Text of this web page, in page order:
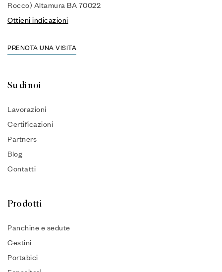
Rocco) Altamura BA 70022
Ottieni indicazioni
PRENOTA UNA VISITA
Su di noi
Lavorazioni
Certificazioni
Partners
Blog
Contatti
Prodotti
Panchine e sedute
Cestini
Portabici